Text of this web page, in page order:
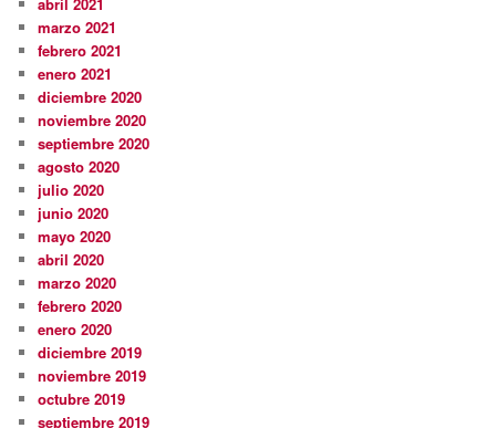
marzo 2021
febrero 2021
enero 2021
diciembre 2020
noviembre 2020
septiembre 2020
agosto 2020
julio 2020
junio 2020
mayo 2020
abril 2020
marzo 2020
febrero 2020
enero 2020
diciembre 2019
noviembre 2019
octubre 2019
septiembre 2019